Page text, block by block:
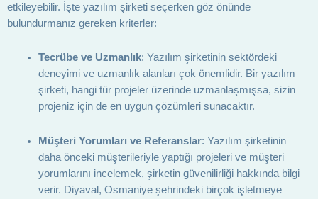
etkileyebilir. İşte yazılım şirketi seçerken göz önünde
bulundurmanız gereken kriterler:
Tecrübe ve Uzmanlık: Yazılım şirketinin sektördeki
deneyimi ve uzmanlık alanları çok önemlidir. Bir yazılım
şirketi, hangi tür projeler üzerinde uzmanlaşmışsa, sizin
projeniz için de en uygun çözümleri sunacaktır.
Müşteri Yorumları ve Referanslar: Yazılım şirketinin
daha önceki müşterileriyle yaptığı projeleri ve müşteri
yorumlarını incelemek, şirketin güvenilirliği hakkında bilgi
verir. Diyaval, Osmaniye şehrindeki birçok işletmeye